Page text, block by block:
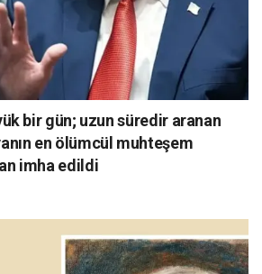
bir gün; uzun süredir aranan
en ölümcül muhteşem
imha edildi